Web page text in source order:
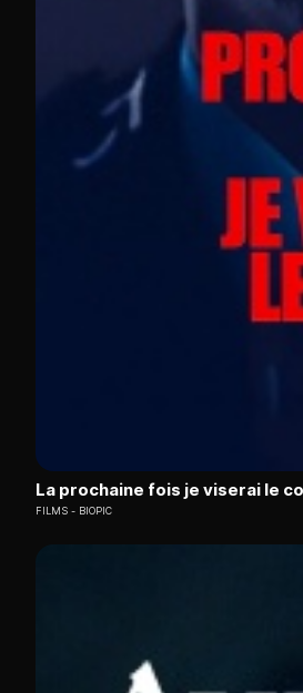
La prochaine fois je viserai le
FILMS BIOPIC